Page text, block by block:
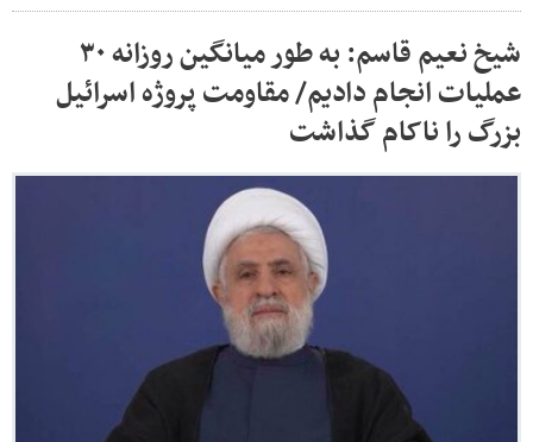
شیخ نعیم قاسم: به طور میانگین روزانه ۳۰
عملیات انجام دادیم/ مقاومت پروژه اسرائیل
بزرگ را ناکام گذاشت